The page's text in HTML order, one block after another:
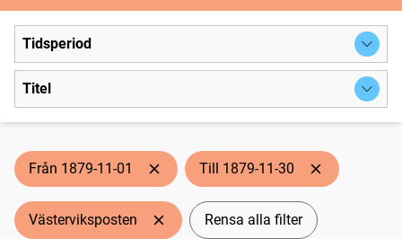
Tidsperiod
Titel
Från 1879-11-01 Till 1879-11-30
Västerviksposten Rensa alla filter